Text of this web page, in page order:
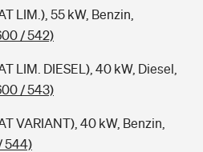
LIM.), 55 kW, Benzin,
/ 542)
LIM. DIESEL), 40 kW, Diesel,
/ 543)
VARIANT), 40 kW, Benzin,
544)